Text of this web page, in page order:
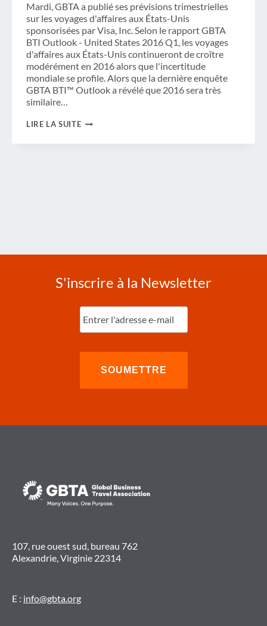
Mardi, GBTA a publié ses prévisions trimestrielles
sur les voyages d'affaires aux États-Unis
sponsorisées par Visa, Inc. Selon le rapport GBTA
BTI Outlook - United States 2016 Q1, les voyages
d'affaires aux États-Unis continueront de croître
modérément en 2016 alors que l'incertitude
mondiale se profile. Alors que la dernière enquête
GBTA BTI™ Outlook a révélé que 2016 sera très
similaire…
LIRE LA SUITEL'INCERTITUDE
S'inscrire à la Newsletter
Entrez
l'e-
mail
107, rue ouest sud, bureau 762
Alexandrie, Virginie 22314
E : info@gbta.org